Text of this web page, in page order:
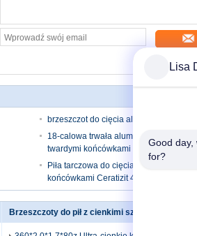
brzeszczot do cięcia aluminium z
18-calowa trwała aluminiowa piła
twardymi końcówkami
Piła tarczowa do cięcia tworzyw
końcówkami Ceratizit 450MM
Brzeszczoty do pił z cienkimi szczelinami
Lisa
Good day,
for?